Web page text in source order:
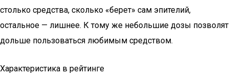
столько средства, сколько «берет» сам эпителий,
остальное — лишнее. К тому же небольшие дозы позволят
дольше пользоваться любимым средством.
Характеристика в рейтинге